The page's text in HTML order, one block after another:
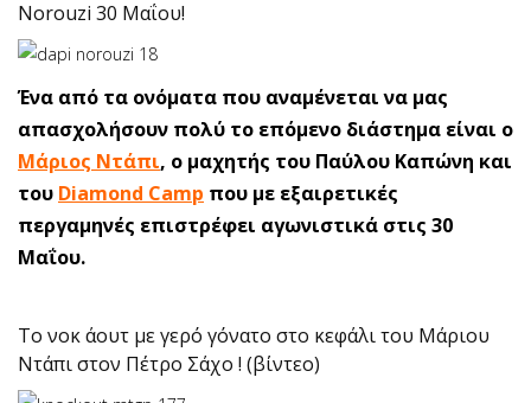
Norouzi 30 Μαΐου!
Ένα από τα ονόματα που αναμένεται να μας
απασχολήσουν πολύ το επόμενο διάστημα είναι ο
Μάριος Ντάπι, ο μαχητής του Παύλου Καπώνη και
του Diamond Camp που με εξαιρετικές
περγαμηνές επιστρέφει αγωνιστικά στις 30
Μαΐου.
Το νοκ άουτ με γερό γόνατο στο κεφάλι του Μάριου
Ντάπι στον Πέτρο Σάχο ! (βίντεο)